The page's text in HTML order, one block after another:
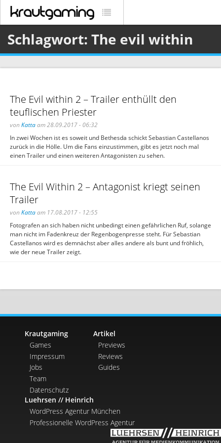
Schlagwort: The evil within
The Evil within 2 – Trailer enthüllt den
teuflischen Priester
von Kattaam 28.09.2017 - 06:32
In zwei Wochen ist es soweit und Bethesda schickt Sebastian Castellanos
zurück in die Hölle. Um die Fans einzustimmen, gibt es jetzt noch mal
einen Trailer und einen weiteren Antagonisten zu sehen.
The Evil Within 2 – Antagonist kriegt seinen
Trailer
von Kattaam 17.08.2017 - 12:55
Fotografen an sich haben nicht unbedingt einen gefährlichen Ruf, solange
man nicht im Fadenkreuz der Regenbogenpresse steht. Für Sebastian
Castellanos wird es demnächst aber alles andere als bunt und fröhlich,
wie der neue Trailer zeigt.
Krautgaming
Games
Impressum
Jobs
Team
Datenschutz
Artikel
Previews
Reviews
Guides
Luehrsen // Heinrich
WordPress Agentur München
Professionelle WordPress Agentur